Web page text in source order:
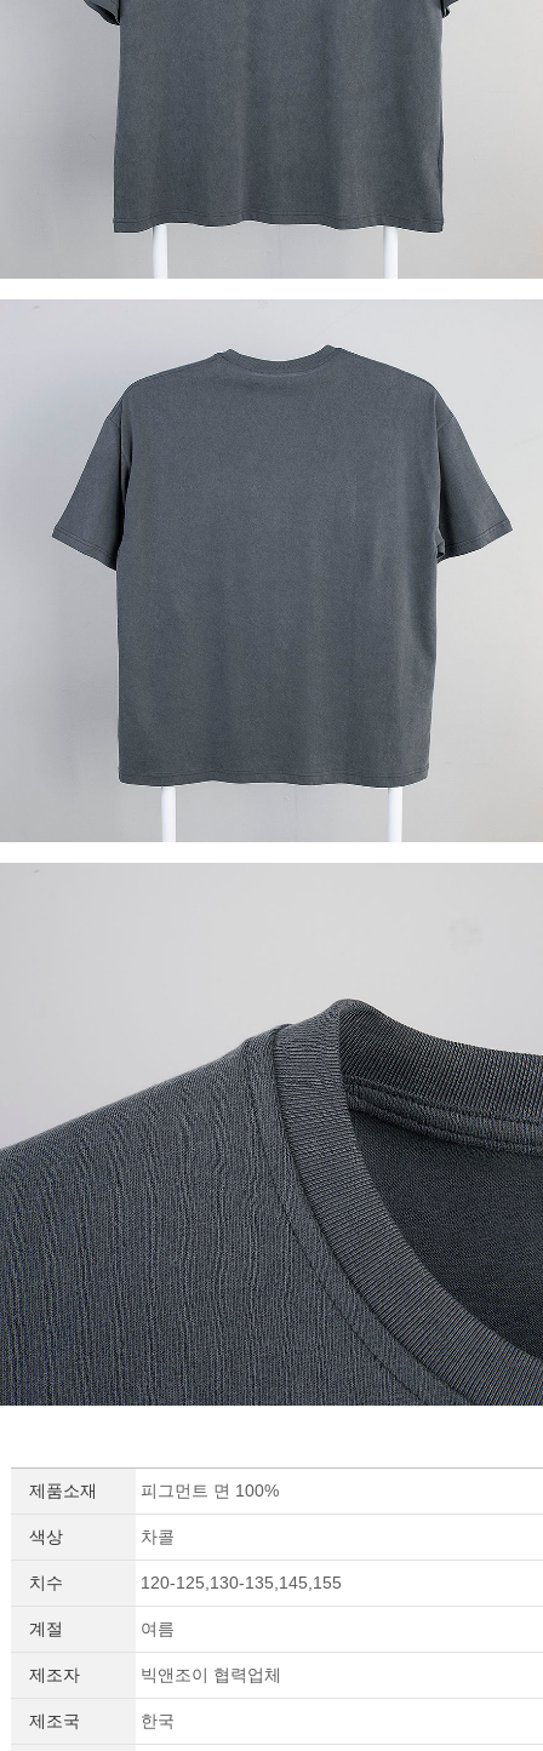
제품소재 피그먼트 면 100%
색상 차콜
치수 120-125,130-135,145,155
계절 여름
제조자 빅앤조이 협력업체
제조국 한국